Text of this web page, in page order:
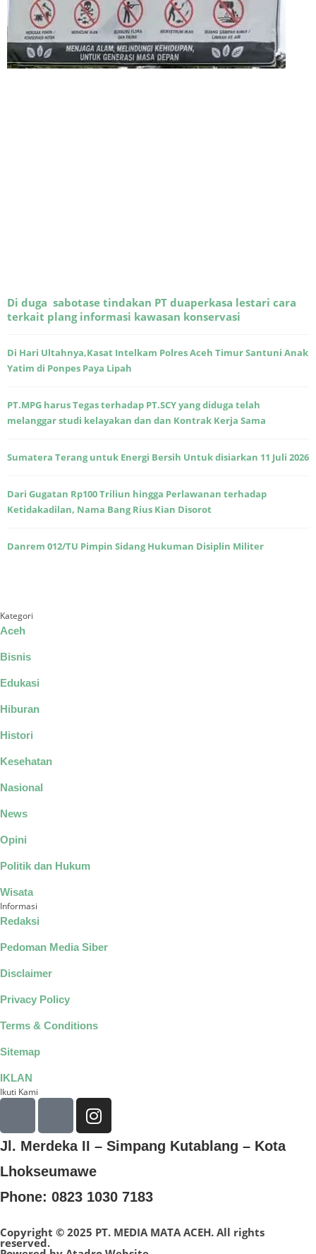
Di duga sabotase tindakan PT duaperkasa lestari cara
terkait plang informasi kawasan konservasi
Di Hari Ultahnya,Kasat Intelkam Polres Aceh Timur Santuni Anak
Yatim di Ponpes Paya Lipah
PT.MPG harus Tegas terhadap PT.SCY yang diduga telah
melanggar studi kelayakan dan dan Kontrak Kerja Sama
Sumatera Terang untuk Energi Bersih Untuk disiarkan 11 Juli 2026
Dari Gugatan Rp100 Triliun hingga Perlawanan terhadap
Ketidakadilan, Nama Bang Rius Kian Disorot
Danrem 012/TU Pimpin Sidang Hukuman Disiplin Militer
Kategori
Aceh
Bisnis
Edukasi
Hiburan
Histori
Kesehatan
Nasional
News
Opini
Politik dan Hukum
Wisata
Informasi
Redaksi
Pedoman Media Siber
Disclaimer
Privacy Policy
Terms & Conditions
Sitemap
IKLAN
Ikuti Kami
Jl. Merdeka II – Simpang Kutablang – Kota
Lhokseumawe
Phone: 0823 1030 7183
Copyright © 2025 PT. MEDIA MATA ACEH. All rights
reserved.